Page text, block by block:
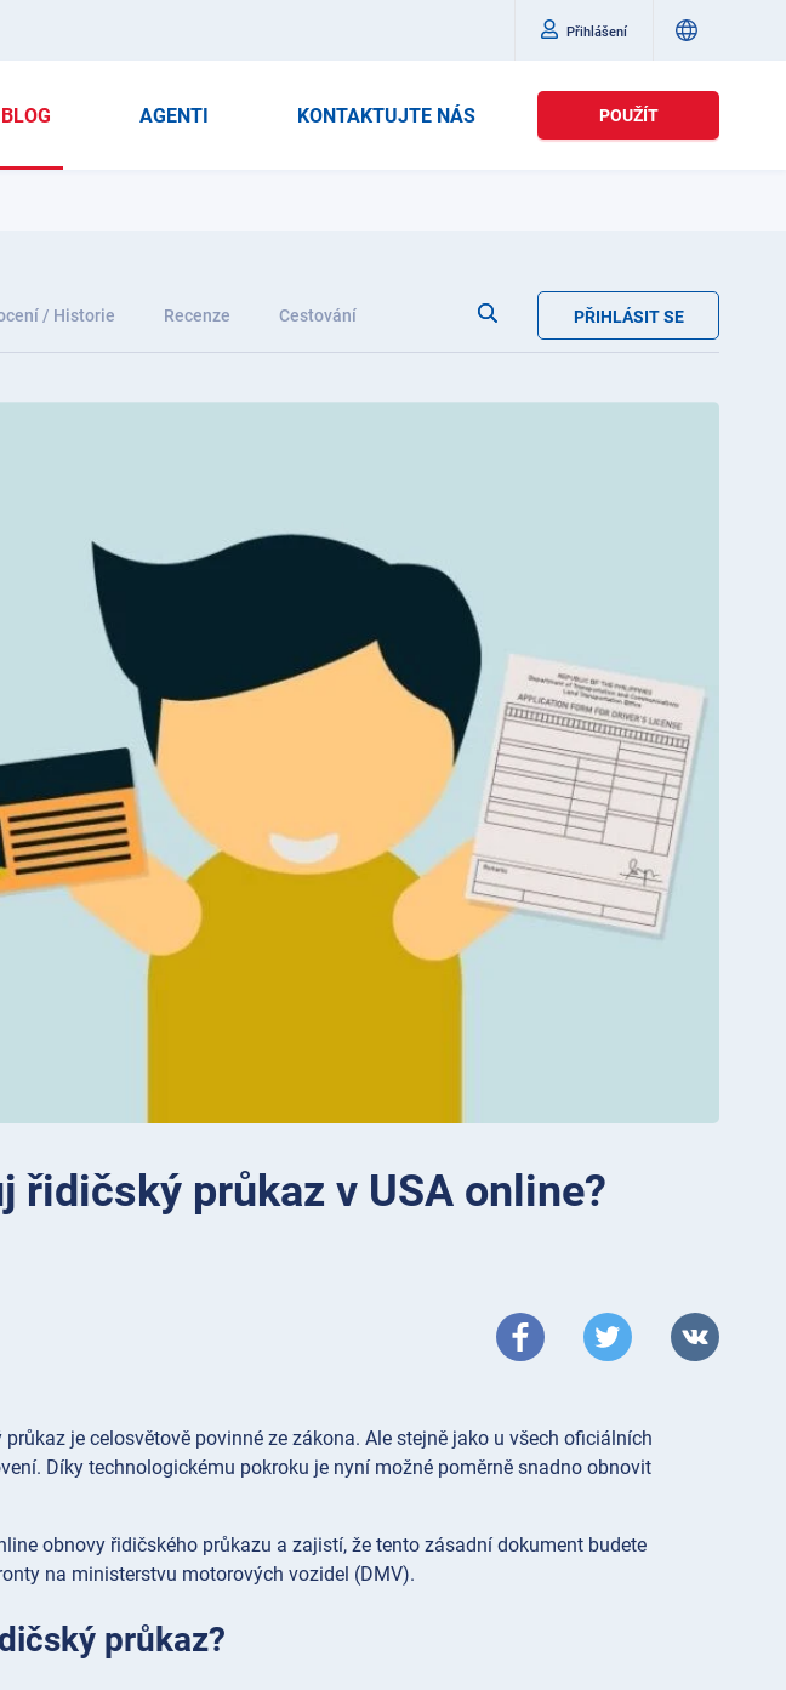
Přihlášení
BLOG AGENTI KONTAKTUJTE NÁS POUŽÍT
/ Historie Recenze Cestování PŘIHLÁSIT SE
řidičský průkaz v USA online?
je celosvětově povinné ze zákona. Ale stejně jako u všech oficiálních
Díky technologickému pokroku je nyní možné poměrně snadno obnovit
obnovy řidičského průkazu a zajistí, že tento zásadní dokument budete
na ministerstvu motorových vozidel (DMV).
průkaz?